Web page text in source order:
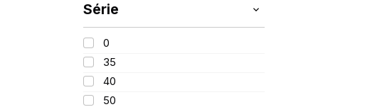
SIOC
235
245
315
Série
0
35
40
50